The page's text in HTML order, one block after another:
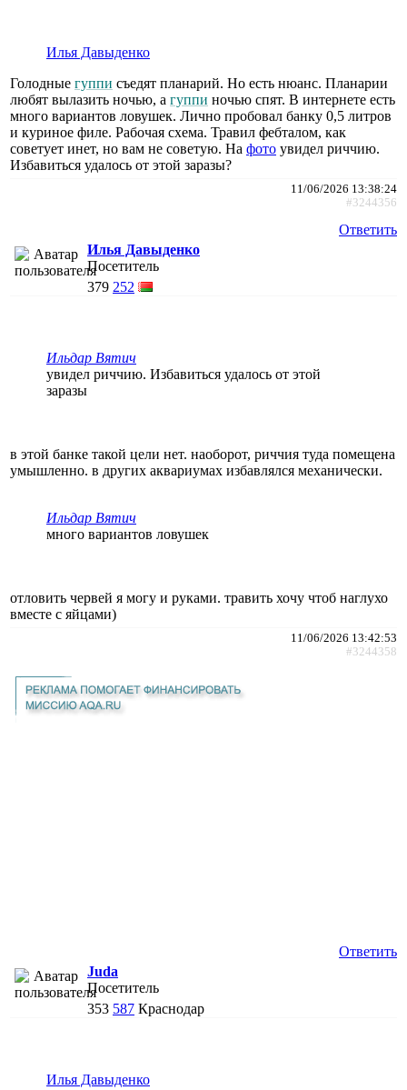
Илья Давыденко
Голодные гуппи съедят планарий. Но есть нюанс. Планарии
любят вылазить ночью, а гуппи ночью спят. В интернете есть
много вариантов ловушек. Лично пробовал банку 0,5 литров
и куриное филе. Рабочая схема. Травил фебталом, как
советует инет, но вам не советую. На фото увидел риччию.
Избавиться удалось от этой заразы?
11/06/2026 13:38:24
#3244356
Ответить
Илья Давыденко
Посетитель
379 252
Ильдар Вятич
увидел риччию. Избавиться удалось от этой
заразы
в этой банке такой цели нет. наоборот, риччия туда помещена
умышленно. в других аквариумах избавлялся механически.
Ильдар Вятич
много вариантов ловушек
отловить червей я могу и руками. травить хочу чтоб наглухо
вместе с яйцами)
11/06/2026 13:42:53
#3244358
Ответить
Juda
Посетитель
353 587 Краснодар
Илья Давыденко